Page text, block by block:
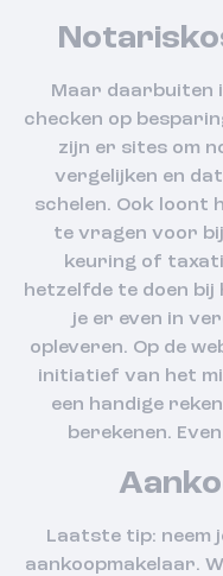
Maar daarbuiten
checken op
zijn er sites om
vergelijken en
schelen. Ook loont
te vragen voor
keuring of
hetzelfde te doen
je er even in
opleveren. Op de
initiatief van het
een handige
berekenen.
Laatste tip: neem
aankoopmakelaar.